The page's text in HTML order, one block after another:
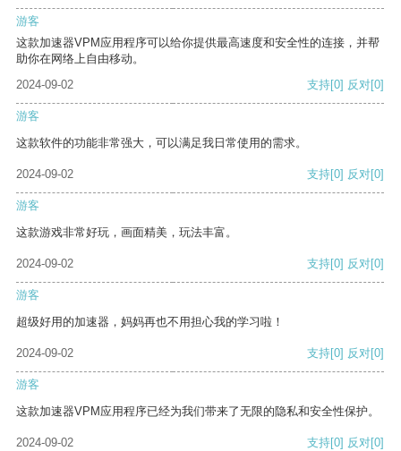
游客
这款加速器VPM应用程序可以给你提供最高速度和安全性的连接，并帮
助你在网络上自由移动。
2024-09-02
支持[0] 反对[0]
游客
这款软件的功能非常强大，可以满足我日常使用的需求。
2024-09-02 支持[0] 反对[0]
游客
这款游戏非常好玩，画面精美，玩法丰富。
2024-09-02 支持[0] 反对[0]
游客
超级好用的加速器，妈妈再也不用担心我的学习啦！
2024-09-02 支持[0] 反对[0]
游客
这款加速器VPM应用程序已经为我们带来了无限的隐私和安全性保护。
2024-09-02 支持[0] 反对[0]